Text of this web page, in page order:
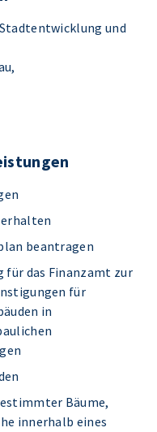
und
beantragen
für das Finanzamt zur
für
in
Bäume,
innerhalb eines